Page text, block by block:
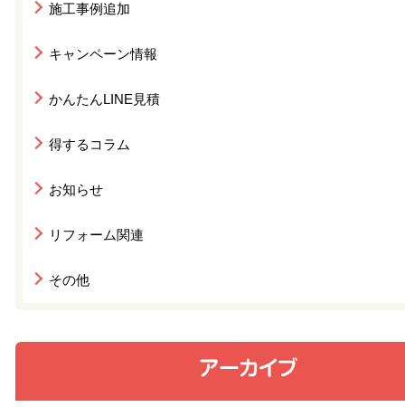
施工事例追加
キャンペーン情報
かんたんLINE見積
得するコラム
お知らせ
リフォーム関連
その他